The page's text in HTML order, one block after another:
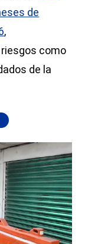
de
,
como
de la